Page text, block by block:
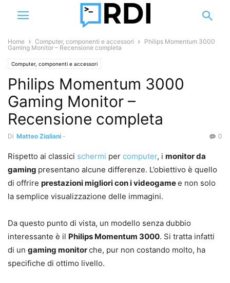
Home Computer, componenti e accessori
Philips Momentum 3000
Gaming Monitor – Recensione completa
Computer, componenti e accessori
Philips Momentum 3000
Gaming Monitor –
Recensione completa
Di Matteo Zigliani - 0
Rispetto ai classici schermi per computer, i monitor da
gaming presentano alcune differenze. L’obiettivo è quello
di offrire prestazioni migliori con i videogamee non solo
la semplice visualizzazione delle immagini.
Da questo punto di vista, un modello senza dubbio
interessante è il Philips Momentum 3000. Si tratta infatti
di un gaming monitorche, pur non costando molto, ha
specifiche di ottimo livello.